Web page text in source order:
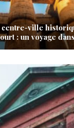
ville
: un voyage